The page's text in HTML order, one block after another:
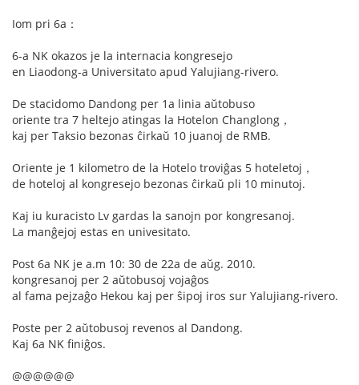
Iom pri 6a：
6-a NK okazos je la internacia kongresejo
en Liaodong-a Universitato apud Yalujiang-rivero.
De stacidomo Dandong per 1a linia aŭtobuso
oriente tra 7 heltejo atingas la Hotelon Changlong，
kaj per Taksio bezonas ĉirkaŭ 10 juanoj de RMB.
Oriente je 1 kilometro de la Hotelo troviĝas 5 hoteletoj，
de hoteloj al kongresejo bezonas ĉirkaŭ pli 10 minutoj.
Kaj iu kuracisto Lv gardas la sanojn por kongresanoj.
La manĝejoj estas en univesitato.
Post 6a NK je a.m 10: 30 de 22a de aŭg. 2010.
kongresanoj per 2 aŭtobusoj vojaĝos
al fama pejzaĝo Hekou kaj per ŝipoj iros sur Yalujiang-rivero.
Poste per 2 aŭtobusoj revenos al Dandong.
Kaj 6a NK finiĝos.
@@@@@@